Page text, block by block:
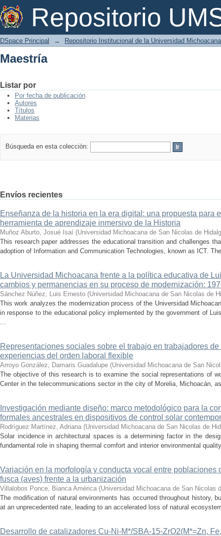
Repositorio
Maestría
DSpace Principal → Repositorio Institucional de la Universidad
Maestría
Listar por
Por fecha de publicación
Autores
Títulos
Materias
Búsqueda en esta colección:
Envíos recientes
Enseñanza de la historia en la era digital: una propuesta para
herramienta de aprendizaje inmersivo de la Historia
Muñoz Aburto, Josué Isaí (Universidad Michoacana de San Nicolas de
This research paper addresses the educational transition and challenges
adoption of Information and Communication Technologies, known as ICT.
La Universidad Michoacana frente a la política educativa de
cambios y permanencias en su proceso de modernización:
Sánchez Núñez, Luis Ernesto (Universidad Michoacana de San Nicolas de
This work analyzes the modernization process of the Universidad
in response to the educational policy implemented by the government of
...
Representaciones sociales sobre el trabajo en trabajadores
experiencias del orden laboral flexible
Arroyo González, Damaris Guadalupe (Universidad Michoacana de San
The objective of this research is to examine the social representations of
Center in the telecommunications sector in the city of Morelia, Michoacán,
Investigación mediante diseño: marco metodológico para la
formales ancestrales en dispositivos de control solar
Rodríguez Martínez, Adriana (Universidad Michoacana de San Nicolas de
Solar incidence in architectural spaces is a determining factor in the
fundamental role in shaping thermal comfort and interior environmental
Variación en la morfología y conducta vocal entre poblaciones
fusca (aves) frente a la urbanización
Villalobos Ponce, Bianca América (Universidad Michoacana de San Nicolas
The modification of natural environments has occurred throughout history,
at an unprecedented rate, leading to an accelerated loss of natural
Desarrollo de catalizadores Cu-Ni-M*/SBA-15-ZrO2(M*=Zn,